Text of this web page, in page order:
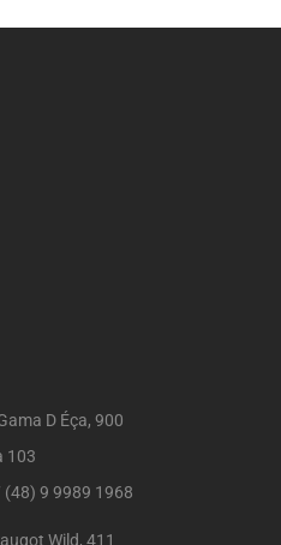
D Éça, 900
103
9 9989 1968
Wild, 411